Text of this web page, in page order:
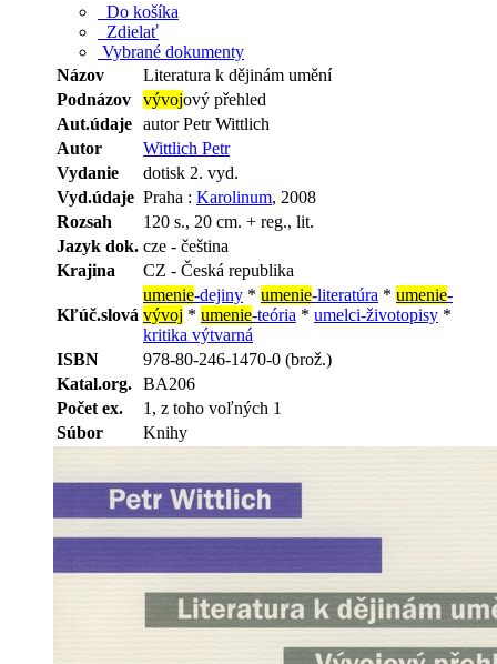
Do košíka
Zdielať
Vybrané dokumenty
Názov
Literatura k dějinám umění
Podnázov
vývojový přehled
Aut.údaje autor Petr Wittlich
Autor
Wittlich Petr
Vydanie
dotisk 2. vyd.
Vyd.údaje Praha : Karolinum, 2008
Rozsah
120 s., 20 cm. + reg., lit.
Jazyk dok. cze - čeština
Krajina
CZ - Česká republika
Kľúč.slová
umenie-dejiny * umenie-literatúra * umenie-
vývoj * umenie-teória * umelci-životopisy *
kritika výtvarná
ISBN
978-80-246-1470-0 (brož.)
Katal.org. BA206
Počet ex.
1, z toho voľných 1
Súbor
Knihy